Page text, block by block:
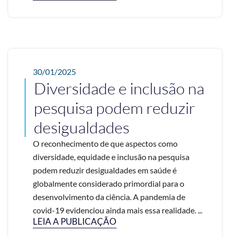
30/01/2025
Diversidade e inclusão na
pesquisa podem reduzir
desigualdades
O reconhecimento de que aspectos como
diversidade, equidade e inclusão na pesquisa
podem reduzir desigualdades em saúde é
globalmente considerado primordial para o
desenvolvimento da ciência. A pandemia de
covid-19 evidenciou ainda mais essa realidade. ...
LEIA A PUBLICAÇÃO